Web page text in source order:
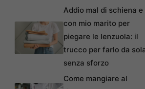
Addio mal di schiena
con mio marito per
piegare le lenzuola: il
trucco per farlo da
senza sforzo
Come mangiare al